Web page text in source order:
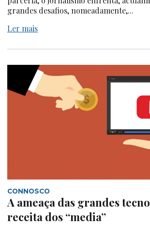
grandes desafios, nomeadamente,...
Ler mais
CONNOSCO
A ameaça das grandes
receita dos “media”